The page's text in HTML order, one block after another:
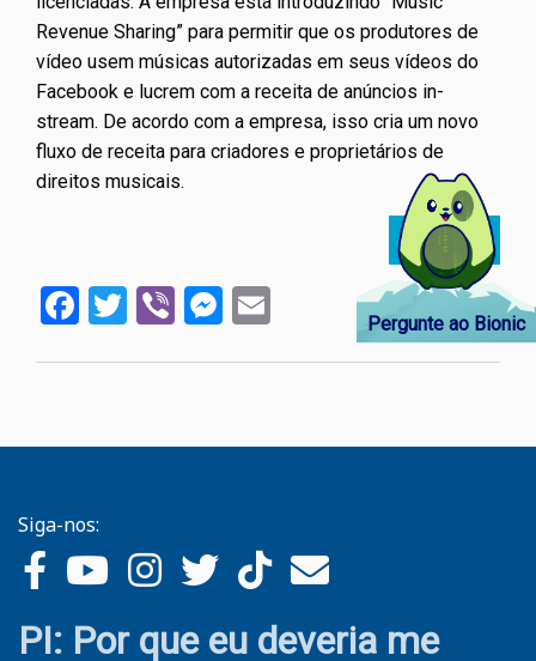
Revenue Sharing” para permitir que os produtores de
vídeo usem músicas autorizadas em seus vídeos do
Facebook e lucrem com a receita de anúncios in-
stream. De acordo com a empresa, isso cria um novo
fluxo de receita para criadores e proprietários de
direitos musicais.
Ler mais
sobre
de
de
do
Facebook
Twitter
ViberMessenger
Email Pergunte ao Bionic
Siga-nos:
PI: Por que eu deveria me